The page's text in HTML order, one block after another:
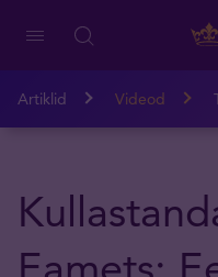
Artiklid Videod